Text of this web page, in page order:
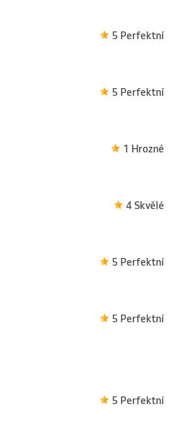
5 Perfektní
5 Perfektní
1 Hrozné
4 Skvělé
5 Perfektní
5 Perfektní
5 Perfektní